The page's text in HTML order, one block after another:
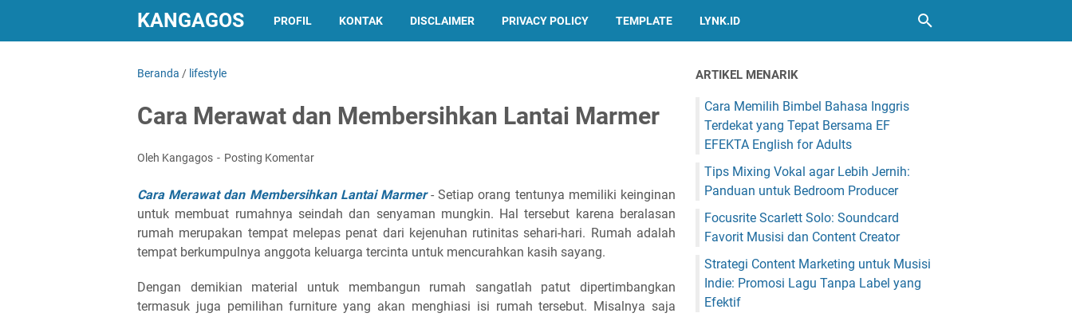
KANGAGOS PROFIL KONTAK DISCLAIMER PRIVACY POLICY TEMPLATE LYNK.ID
Beranda / lifestyle
Cara Merawat dan Membersihkan Lantai Marmer
Oleh Kangagos Posting Komentar
Cara Merawat dan Membersihkan Lantai Marmer- Setiap orang tentunya memiliki keinginan
untuk membuat rumahnya seindah dan senyaman mungkin. Hal tersebut karena beralasan
rumah merupakan tempat melepas penat dari kejenuhan rutinitas sehari-hari. Rumah adalah
tempat berkumpulnya anggota keluarga tercinta untuk mencurahkan kasih sayang.
Dengan demikian material untuk membangun rumah sangatlah patut dipertimbangkan
termasuk juga pemilihan furniture yang akan menghiasi isi rumah tersebut. Misalnya saja
ARTIKEL MENARIK
Cara Memilih Bimbel Bahasa Inggris
Terdekat yang Tepat Bersama EF
EFEKTA English for Adults
Tips Mixing Vokal agar Lebih Jernih:
Panduan untuk Bedroom Producer
Focusrite Scarlett Solo: Soundcard
Favorit Musisi dan Content Creator
Strategi Content Marketing untuk Musisi
Indie: Promosi Lagu Tanpa Label yang
Efektif